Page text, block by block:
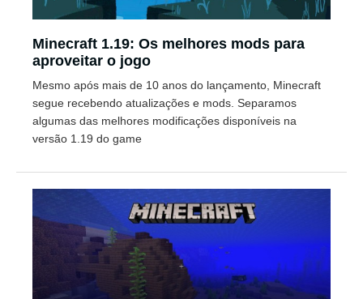
Minecraft 1.19: Os melhores mods para
aproveitar o jogo
Mesmo após mais de 10 anos do lançamento, Minecraft
segue recebendo atualizações e mods. Separamos
algumas das melhores modificações disponíveis na
versão 1.19 do game